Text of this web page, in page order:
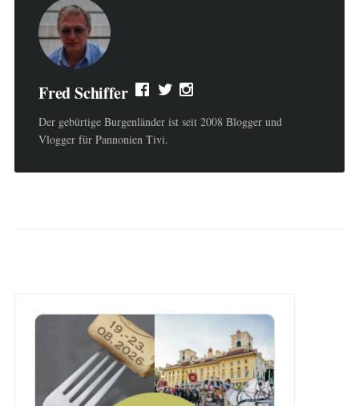
Fred Schiffer
Der gebürtige Burgenländer ist seit 2008 Blogger und
Vlogger für Pannonien Tivi.